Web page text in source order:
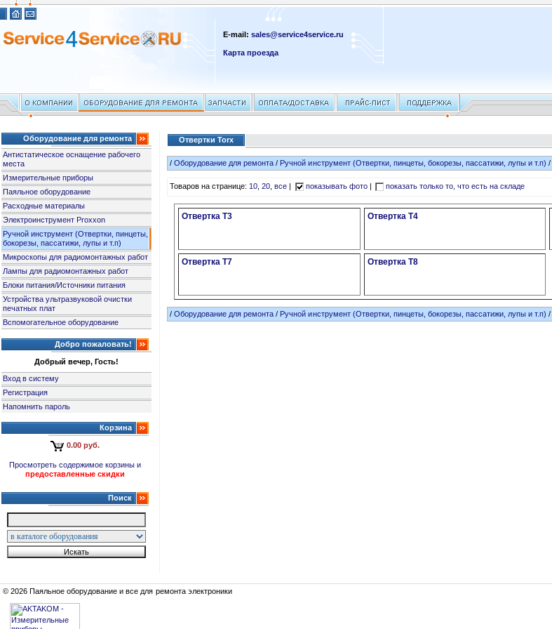
E-mail:sales@service4service.ru
Карта проезда
Оборудование для ремонта
Антистатическое оснащение рабочего
места
Измерительные приборы
Паяльное оборудование
Расходные материалы
Электроинструмент Proxxon
Ручной инструмент (Отвертки, пинцеты,
бокорезы, пассатижи, лупы и т.п)
Микроскопы для радиомонтажных работ
Лампы для радиомонтажных работ
Блоки питания/Источники питания
Устройства ультразвуковой очистки
печатных плат
Вспомогательное оборудование
Добро пожаловать!
Добрый вечер, Гость!
Вход в систему
Регистрация
Напомнить пароль
Корзина
0.00 руб.
Просмотреть содержимое корзины и
предоставленные скидки
Поиск
Отвертки Torx
/Оборудование для ремонта / Ручной инструмент (Отвертки, пинцеты, бокорезы, пассатижи, лупы и т.п) /
Товаров на странице:10,20,все показывать фото| показать только то, что есть на складе
Отвертка T3 Отвертка T4
Отвертка T7 Отвертка T8
/Оборудование для ремонта / Ручной инструмент (Отвертки, пинцеты, бокорезы, пассатижи, лупы и т.п) /
© 2026 Паяльное оборудование и все для ремонта электроники